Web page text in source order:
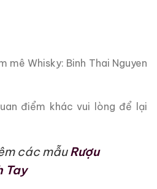
mê Whisky: Binh Thai Nguyen
điểm khác vui lòng để lại
các mẫuRượu
Tay